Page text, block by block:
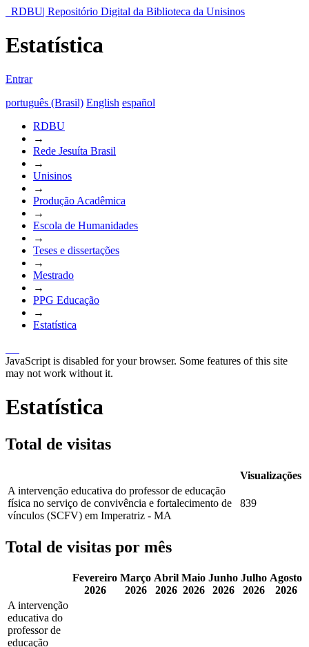
RDBU| Repositório Digital da Biblioteca da Unisinos
Estatística
Entrar
português (Brasil) English español
RDBU
→
Rede Jesuíta Brasil
→
Unisinos
→
Produção Acadêmica
→
Escola de Humanidades
→
Teses e dissertações
→
Mestrado
→
PPG Educação
→
Estatística
JavaScript is disabled for your browser. Some features of this site
may not work without it.
Estatística
Total de visitas
Visualizações
A intervenção educativa do professor de educação
física no serviço de convivência e fortalecimento de
vínculos (SCFV) em Imperatriz - MA
839
Total de visitas por mês
Fevereiro
2026
Março
2026
Abril
2026
Maio
2026
Junho
2026
Julho
2026
Agosto
2026
A intervenção
educativa do
professor de
educação